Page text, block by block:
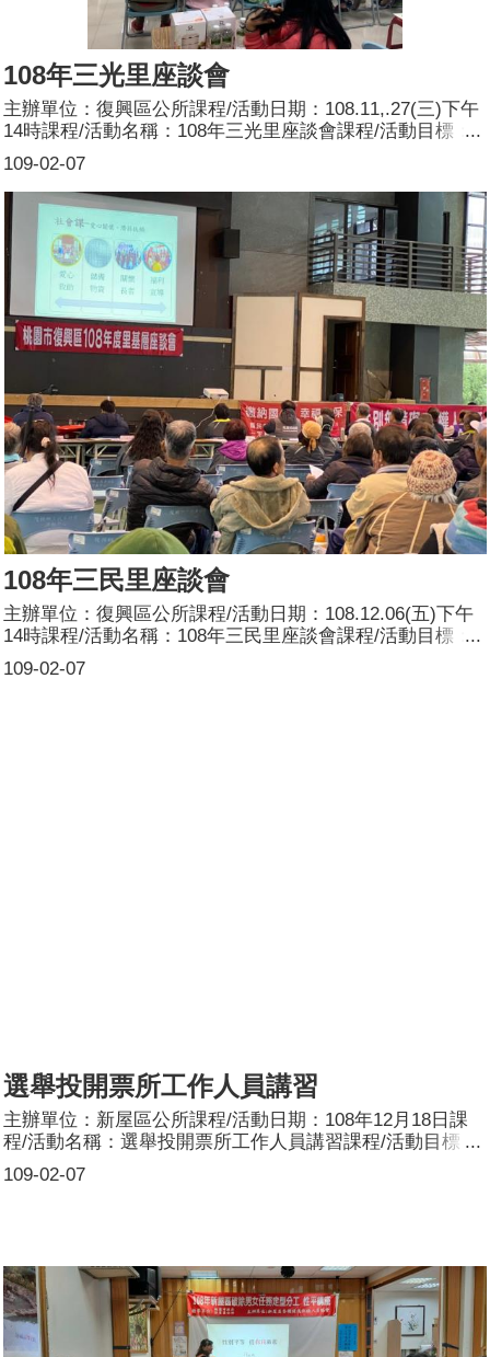
108年三光里座談會
109-02-07
主辦單位：復興區公所課程/活動日期：108.11,.27(三)下午
14時課程/活動名稱：108年三光里座談會課程/活動目標：
本區108年度三光里座談會暨連結復興區公所推動性別主流
化宣導活動，向服務台志工宣導研習之性別電影導讀賞析性
別主流化、市府推動有關性別平等之政策及區公所配合之具
體作為，使民眾周知並建立性別平等的概念，從生活中落實
性別平等。簽到時每人發送本公所印制之桃園市性別辦設計
之性平文宣1份。由區公所安排宣導員宣導，主要宣導內
容：何謂性別主流化？參加人數：共_47人，分別為男性：
_22人；女性：_25_人。
108年三民里座談會
109-02-07
主辦單位：復興區公所課程/活動日期：108.12.06(五)下午
14時課程/活動名稱：108年三民里座談會課程/活動目標：
本區108年三民里座談會暨連結復興區公所推動性別主流化
宣導活動，向服務台志工宣導研習之性別電影導讀賞析性別
選舉投開票所工作人員講習
109-02-07
主辦單位：新屋區公所課程/活動日期：108年12月18日課
程/活動名稱：選舉投開票所工作人員講習課程/活動目標：
108年12月舉行選舉投開票所工作人員講習，於訓練課程中
安排性別平權宣導，成人的性別觀念雖已成形，但藉此活動
人。